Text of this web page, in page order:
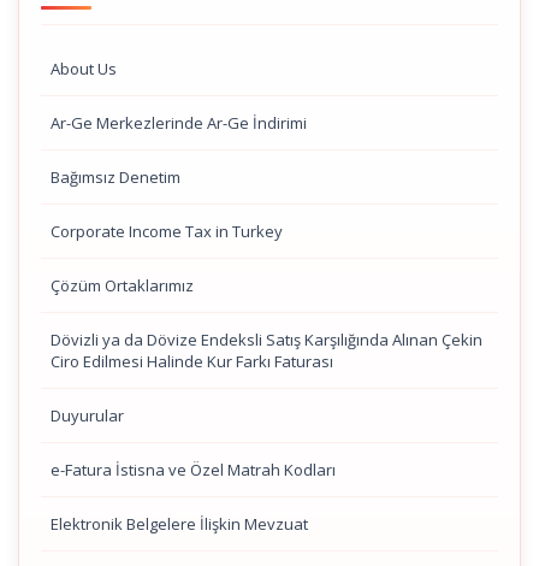
About Us
Ar-Ge Merkezlerinde Ar-Ge İndirimi
Bağımsız Denetim
Corporate Income Tax in Turkey
Çözüm Ortaklarımız
Dövizli ya da Dövize Endeksli Satış Karşılığında Alınan Çekin
Ciro Edilmesi Halinde Kur Farkı Faturası
Duyurular
e-Fatura İstisna ve Özel Matrah Kodları
Elektronik Belgelere İlişkin Mevzuat